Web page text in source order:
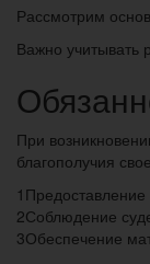
Рассмотрим
Важно учитывать
При
благополучия
1
2Соблюдение
3Обеспечение